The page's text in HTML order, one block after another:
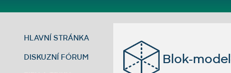
HLAVNÍ STRÁNKA
DISKUZNÍ FÓRUM Blok-